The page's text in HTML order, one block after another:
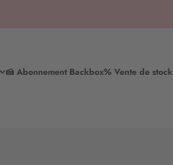
🍰 Abonnement Backbox% Vente de stock